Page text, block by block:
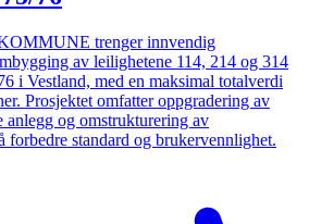
trenger innvendig
av leilighetene 114, 214 og 314
i Vestland, med en maksimal totalverdi
Prosjektet omfatter oppgradering av
anlegg og omstrukturering av
forbedre standard og brukervennlighet.